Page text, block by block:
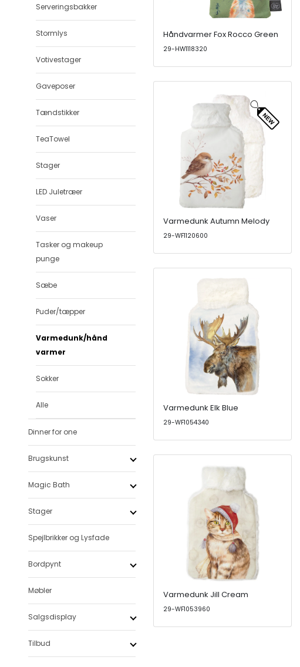
Serveringsbakker
Stormlys
Votivestager
Gaveposer
Tændstikker
TeaTowel
Stager
LED Juletræer
Vaser
Tasker og makeup
punge
Sæbe
Puder/tæpper
Varmedunk/hånd
varmer
Sokker
Alle
Dinner for one
Brugskunst
Magic Bath
Stager
Spejlbrikker og Lysfade
Bordpynt
Møbler
Salgsdisplay
Tilbud
Håndvarmer Fox Rocco Green
29-HW1118320
Varmedunk Autumn Melody
29-WF1120600
Varmedunk Elk Blue
29-WF1054340
Varmedunk Jill Cream
29-WF1053960